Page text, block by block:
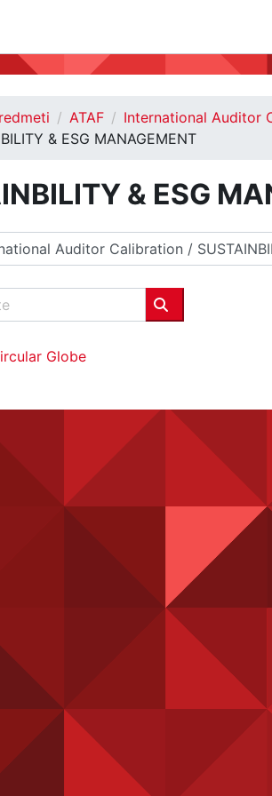
ATAF
International Auditor
& ESG MANAGEMENT
& ESG
Išči predmete
Globe